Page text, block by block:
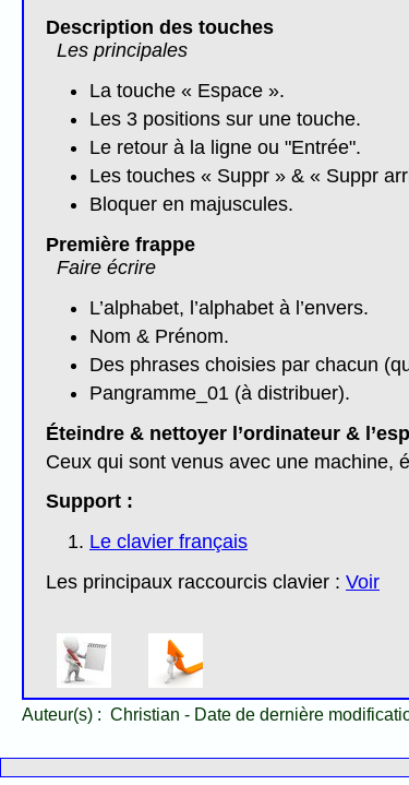
Description des touches
Les principales
La touche « Espace ».
Les 3 positions sur une touche.
Le retour à la ligne ou "Entrée".
Les touches « Suppr » & « Suppr
Bloquer en majuscules.
Première frappe
Faire écrire
L’alphabet, l’alphabet à l’envers.
Nom & Prénom.
Des phrases choisies par chacun
Pangramme_01 (à distribuer).
Éteindre & nettoyer l’ordinateur &
Ceux qui sont venus avec une machine,
Support :
Le clavier français
Les principaux raccourcis clavier : Voir
Auteur(s) : Christian - Date de dernière